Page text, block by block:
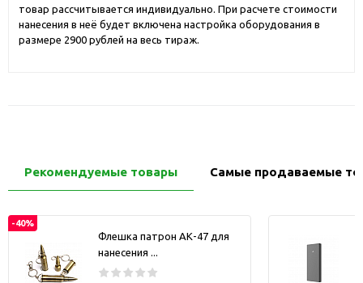
товар рассчитывается индивидуально. При расчете стоимости
нанесения в неё будет включена настройка оборудования в
размере 2900 рублей на весь тираж.
Рекомендуемые товары Самые продаваемые
-40%
Флешка патрон АК-47 для
нанесения ...